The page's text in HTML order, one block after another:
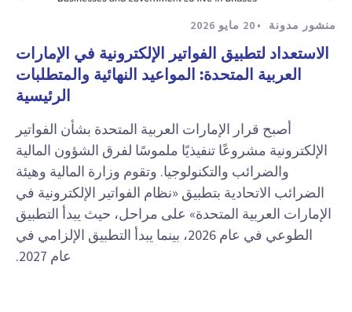
منشور مدونة 20 مايو 2026
الاستعداد لتطبيق الفواتير الإلكترونية في الإمارات
العربية المتحدة: المواعيد النهائية والمتطلبات
الرئيسية
أصبح قرار الإمارات العربية المتحدة بشأن الفواتير
الإلكترونية مشروعًا تنفيذيًا ملموسًا لفرق الشؤون المالية
والضرائب والتكنولوجيا. وتقوم وزارة المالية وهيئة
الضرائب الاتحادية بتطبيق «نظام الفواتير الإلكترونية في
الإمارات العربية المتحدة» على مراحل، حيث يبدأ التطبيق
الطوعي في عام 2026، بينما يبدأ التطبيق الإلزامي في
عام 2027.